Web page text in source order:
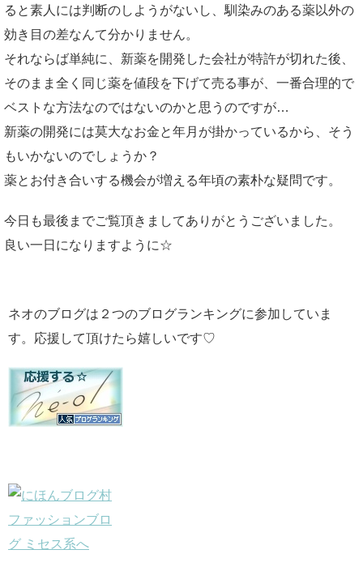
ると素人には判断のしようがないし、馴染みのある薬以外の
効き目の差なんて分かりません。
それならば単純に、新薬を開発した会社が特許が切れた後、
そのまま全く同じ薬を値段を下げて売る事が、一番合理的で
ベストな方法なのではないのかと思うのですが…
新薬の開発には莫大なお金と年月が掛かっているから、そう
もいかないのでしょうか？
薬とお付き合いする機会が増える年頃の素朴な疑問です。
今日も最後までご覧頂きましてありがとうございました。
良い一日になりますように☆
ネオのブログは２つのブログランキングに参加していま
す。応援して頂けたら嬉しいです♡